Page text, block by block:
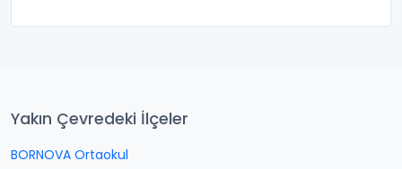
Yakın Çevredeki İlçeler
BORNOVA Ortaokul